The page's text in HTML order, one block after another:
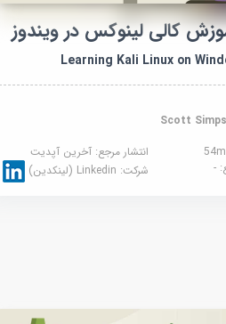
کالی لینوکس در ویندوز
Learning Kali Linux on
انتشار مرجع: آخرین آپدیت
- شرکت: Linkedin (لینکدین)